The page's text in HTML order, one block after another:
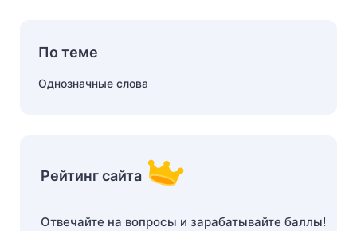
По теме
Однозначные слова
Рейтинг сайта
Отвечайте на вопросы и зарабатывайте баллы!